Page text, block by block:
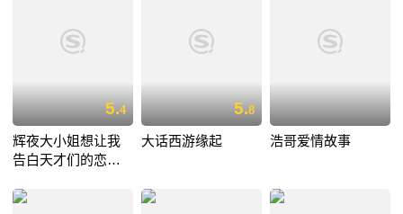
5.4
辉夜大小姐想让我
告白天才们的恋爱
5.8
大话西游缘起 浩哥爱情故事